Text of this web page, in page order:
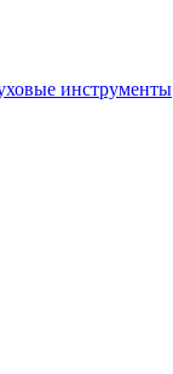
инструменты